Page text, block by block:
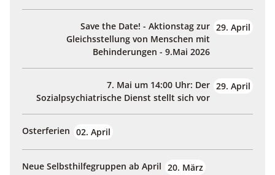
Save the Date! - Aktionstag zur
Gleichsstellung von Menschen mit
Behinderungen - 9.Mai 2026
29. April
7. Mai um 14:00 Uhr: Der
Sozialpsychiatrische Dienst stellt sich vor
29. April
Osterferien 02. April
Neue Selbsthilfegruppen ab April 20. März